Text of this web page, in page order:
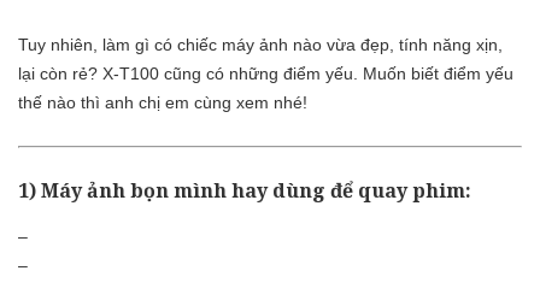
Tuy nhiên, làm gì có chiếc máy ảnh nào vừa đẹp, tính năng xịn,
lại còn rẻ? X-T100 cũng có những điểm yếu. Muốn biết điểm yếu
thế nào thì anh chị em cùng xem nhé!
1) Máy ảnh bọn mình hay dùng để quay phim:
–
–